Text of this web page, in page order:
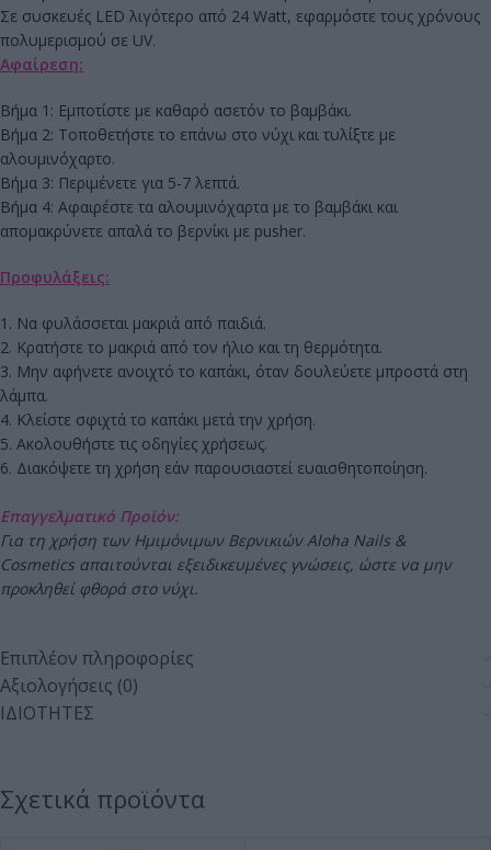
Σε συσκευές LED λιγότερο από 24 Watt, εφαρμόστε τους χρόνους
πολυμερισμού σε UV.
Αφαίρεση:
Βήμα 1: Εμποτίστε με καθαρό ασετόν το βαμβάκι.
Βήμα 2: Τοποθετήστε το επάνω στο νύχι και τυλίξτε με
αλουμινόχαρτο.
Βήμα 3: Περιμένετε για 5-7 λεπτά.
Βήμα 4: Αφαιρέστε τα αλουμινόχαρτα με το βαμβάκι και
απομακρύνετε απαλά το βερνίκι με pusher.
Προφυλάξεις:
1. Να φυλάσσεται μακριά από παιδιά.
2. Κρατήστε το μακριά από τον ήλιο και τη θερμότητα.
3. Μην αφήνετε ανοιχτό το καπάκι, όταν δουλεύετε μπροστά στη
λάμπα.
4. Κλείστε σφιχτά το καπάκι μετά την χρήση.
5. Ακολουθήστε τις οδηγίες χρήσεως.
6. Διακόψετε τη χρήση εάν παρουσιαστεί ευαισθητοποίηση.
Επαγγελματικό Προϊόν:
Για τη χρήση των Ημιμόνιμων Βερνικιών Aloha Nails &
Cosmetics απαιτούνται εξειδικευμένες γνώσεις, ώστε να μην
προκληθεί φθορά στο νύχι.
Επιπλέον πληροφορίες
Αξιολογήσεις (0)
ΙΔΙΟΤΗΤΕΣ
Σχετικά προϊόντα